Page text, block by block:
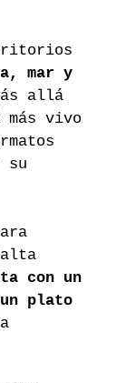
mar y
allá
vivo
su
con un
plato